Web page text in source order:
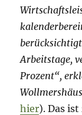
Arbeitstage,
Prozent“,
hier). Das